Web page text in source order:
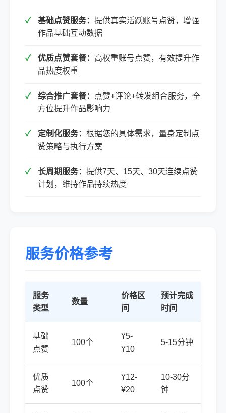
基础点赞服务： 提供真实活跃账号点赞，增强
作品基础互动数据
优质点赞套餐： 高权重账号点赞，有效提升作
品热度权重
综合推广套餐：
点赞+评论+转发组合服务，全
方位提升作品影响力
定制化服务： 根据您的具体需求，量身定制点
赞策略与执行方案
长周期服务： 提供7天、15天、30天连续点赞
计划，维持作品持续热度
服务价格参考
服务
类型
数量
价格区
间
预计完成
时间
基础
点赞
100个
¥5-
¥10
5-15分钟
优质
点赞
100个
¥12-
¥20
10-30分
钟